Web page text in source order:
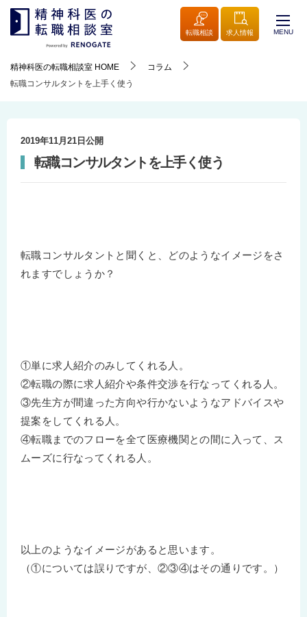
転職相談 求人情報 MENU
精神科医の転職相談室 HOME
コラム
転職コンサルタントを上手く使う
2019年11月21日 公開
転職コンサルタントを上手く使う
転職コンサルタントと聞くと、どのようなイメージをさ
れますでしょうか？
①単に求人紹介のみしてくれる人。
②転職の際に求人紹介や条件交渉を行なってくれる人。
③先生方が間違った方向や行かないようなアドバイスや
提案をしてくれる人。
④転職までのフローを全て医療機関との間に入って、ス
ムーズに行なってくれる人。
以上のようなイメージがあると思います。
（①については誤りですが、②③④はその通りです。）